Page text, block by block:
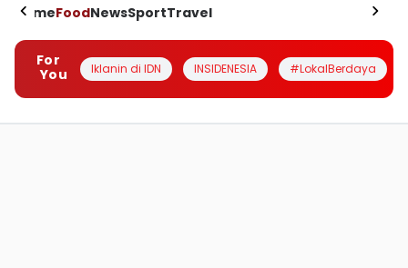
HomeFoodNewsSportTravel
For
You
Iklanin di IDN INSIDENESIA #LokalBerdaya